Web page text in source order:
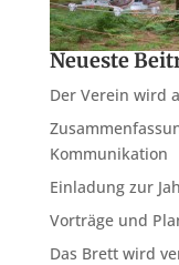
Neueste
Der Verein wird
Kommunikation
Einladung zur
Vorträge und
Das Brett wird